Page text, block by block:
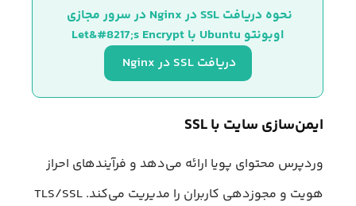
نحوه دریافت SSL در Nginx در سرور مجازی
اوبونتو Ubuntu با Let&#8217;s Encrypt
دریافت SSL در Nginx
ایمن‌سازی سایت با SSL
وردپرس محتوای پویا ارائه می‌دهد و فرآیندهای احراز
هویت و مجوزدهی کاربران را مدیریت می‌کند. TLS/SSL